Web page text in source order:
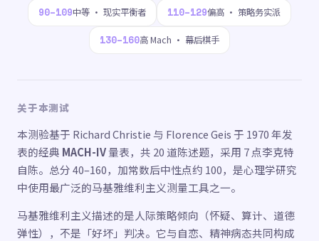
90–109中等 · 现实平衡者 110–129偏高 · 策略务实派
130–160高 Mach · 幕后棋手
关于本测试
本测验基于 Richard Christie 与 Florence Geis 于 1970 年发
表的经典 MACH-IV量表，共 20 道陈述题，采用 7 点李克特
自陈。总分 40–160，加常数后中性点约 100，是心理学研究
中使用最广泛的马基雅维利主义测量工具之一。
马基雅维利主义描述的是人际策略倾向（怀疑、算计、道德
弹性），不是「好坏」判决。它与自恋、精神病态共同构成